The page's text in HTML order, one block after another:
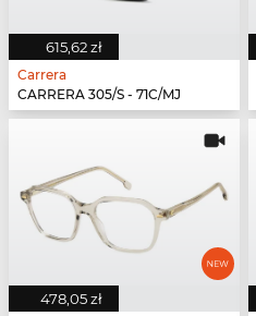
615,62 zł
Carrera
CARRERA 305/S - 71C/MJ
478,05 zł